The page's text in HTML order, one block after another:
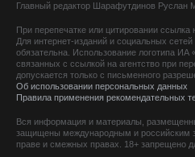
Главный редактор Шарафутдинов Руслан
При перепечатке или цитировании
Для интернет-изданий и социальных
обязательна. Использование логотипа
связанных с ссылкой на агентство при
допускается только с письменного
Об использовании персональных данных
Правила применения рекомендательных
Вся информация и материалы,
защищены международным и российским
праве и смежных правах. 18+ запрещено